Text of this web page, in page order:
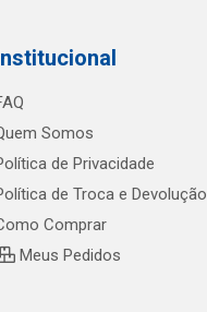
Somos
de Privacidade
de Troca e Devolução
Comprar
Meus Pedidos